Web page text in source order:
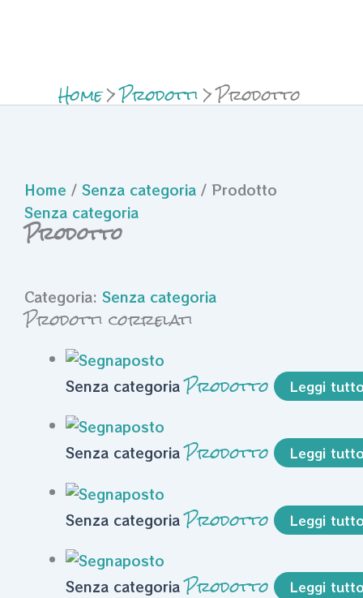
Home Prodotti Prodotto
Home / Senza categoria / Prodotto
Senza categoria
Prodotto
Categoria: Senza categoria
Prodotti correlati
Senza categoriaProdotto Leggi tutto
Senza categoriaProdotto Leggi tutto
Senza categoriaProdotto Leggi tutto
Senza categoriaProdotto Leggi tutto